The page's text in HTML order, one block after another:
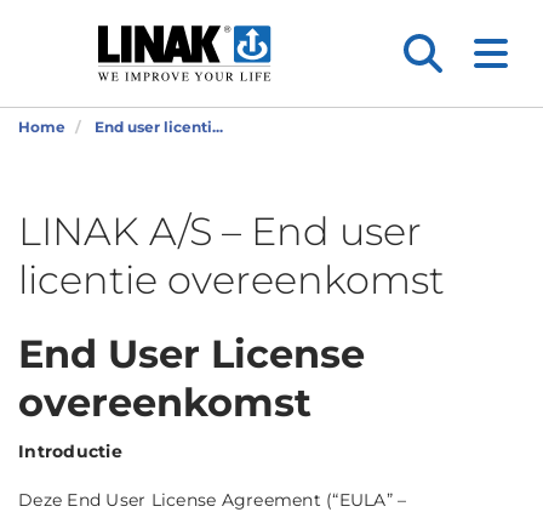
Home End user licenti...
LINAK A/S – End user
licentie overeenkomst
End User License
overeenkomst
Introductie
Deze End User License Agreement (“EULA” –